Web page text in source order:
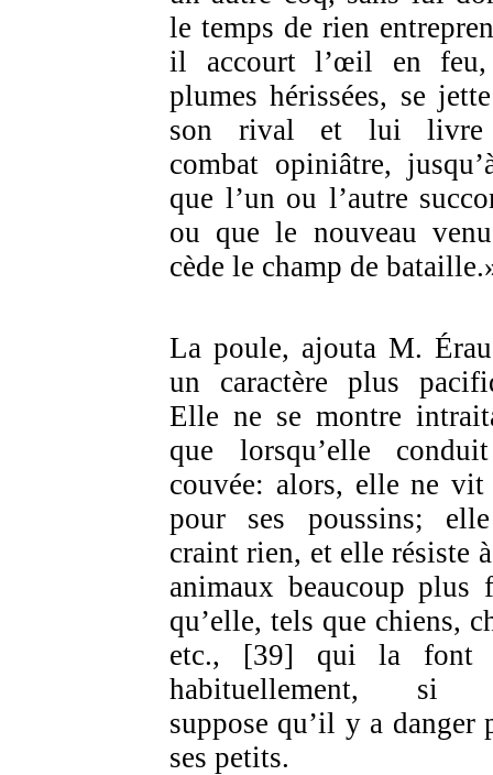
le temps de rien
il accourt l’œil en
plumes hérissées, se
son rival et lui
combat opiniâtre,
que l’un ou l’autre
ou que le nouveau
cède le champ de
La poule, ajouta M.
un caractère plus
Elle ne se montre
que lorsqu’elle
couvée: alors, elle ne vit
pour ses poussins;
craint rien, et elle résiste
animaux beaucoup plus
qu’elle, tels que chiens,
etc., [39] qui la font
habituellement, si
suppose qu’il y a danger
ses petits.